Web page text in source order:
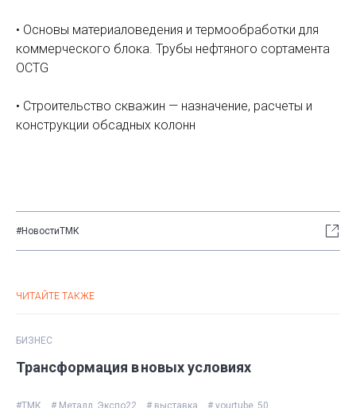
• Основы материаловедения и термообработки для
коммерческого блока. Трубы нефтяного сортамента
OCTG
• Строительство скважин — назначение, расчеты и
конструкции обсадных колонн
#НовостиТМК
ЧИТАЙТЕ ТАКЖЕ
БИЗНЕС
Трансформация в новых условиях
#ТМК # Металл_Экспо22 # выставка # yourtube_50